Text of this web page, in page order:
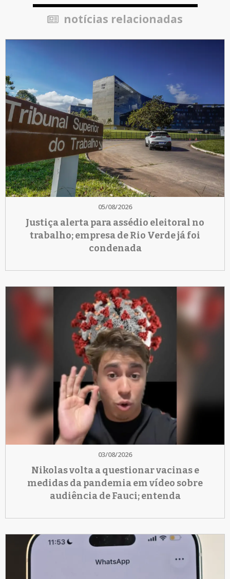
notícias relacionadas
05/08/2026
Justiça alerta para assédio eleitoral no
trabalho; empresa de Rio Verde já foi
condenada
03/08/2026
Nikolas volta a questionar vacinas e
medidas da pandemia em vídeo sobre
audiência de Fauci; entenda